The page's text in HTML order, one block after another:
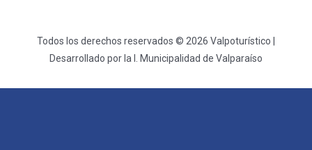
Todos los derechos reservados © 2026 Valpoturístico |
Desarrollado por la I. Municipalidad de Valparaíso